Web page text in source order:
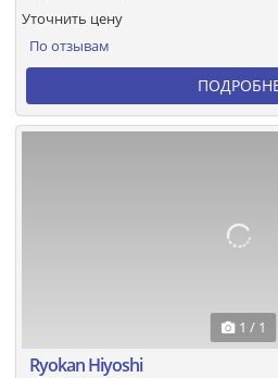
По отзывам
Уточнить цену
1 / 1
Ryokan Hiyoshi